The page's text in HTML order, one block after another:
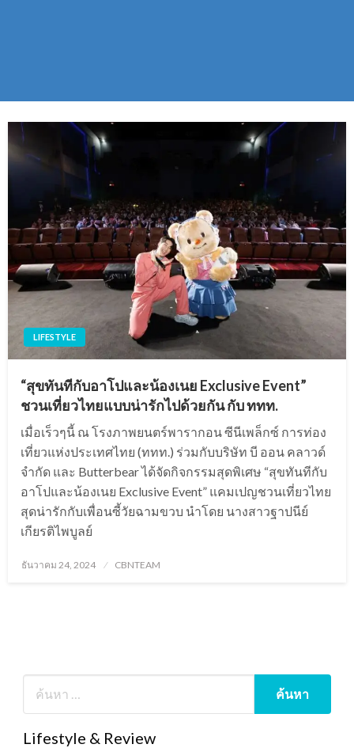
LIFESTYLE
“สุขทันทีกับอาโปและน้องเนย Exclusive Event”
ชวนเที่ยวไทยแบบน่ารักไปด้วยกัน กับ ททท.
เมื่อเร็วๆนี้ ณ โรงภาพยนตร์พารากอน ซีนีเพล็กซ์ การท่อง
เที่ยวแห่งประเทศไทย (ททท.) ร่วมกับบริษัท บี ออน คลาวด์
จำกัด และ Butterbear ได้จัดกิจกรรมสุดพิเศษ “สุขทันทีกับ
อาโปและน้องเนย Exclusive Event” แคมเปญชวนเที่ยวไทย
สุดน่ารักกับเพื่อนซี้วัยฉามขวบ นำโดย นางสาวฐาปนีย์
เกียรติไพบูลย์
Posted
ธันวาคม 24, 2024 CBNTEAM
Lifestyle & Review